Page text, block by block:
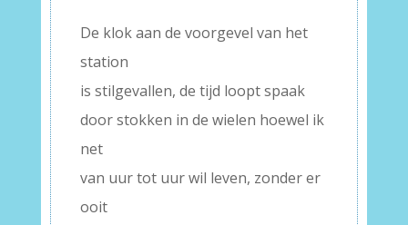
De klok aan de voorgevel van het
station
is stilgevallen, de tijd loopt spaak
door stokken in de wielen hoewel ik
net
van uur tot uur wil leven, zonder er
ooit